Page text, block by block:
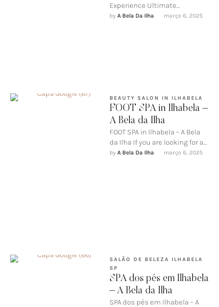
Experience Ultimate
Relaxation at A Bela da Ilha
by A Bela Da Ilha março 6, 2025
BEAUTY SALON IN ILHABELA
FOOT SPA in Ilhabela –
A Bela da Ilha
FOOT SPA in Ilhabela – A Bela
da Ilha If you are looking for an
experience of pure …
by A Bela Da Ilha março 6, 2025
SALÃO DE BELEZA ILHABELA
SP
SPA dos pés em Ilhabela
– A Bela da Ilha
SPA dos pés em Ilhabela – A